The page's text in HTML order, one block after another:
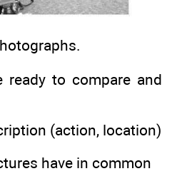
ready to compare and
(action, location)
have in common